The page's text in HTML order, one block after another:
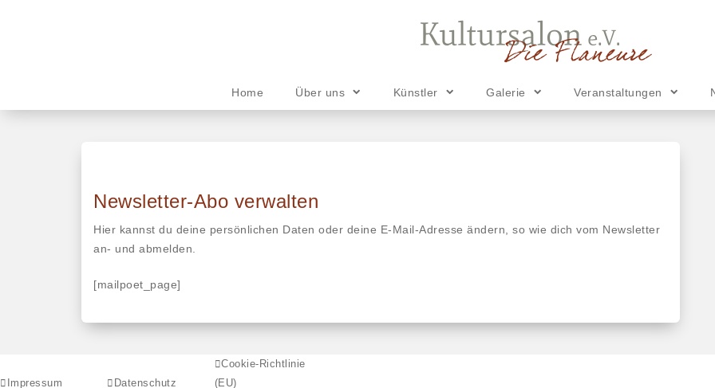
Home Über uns Künstler Galerie Veranstaltungen
Newsletter-Abo verwalten
Hier kannst du deine persönlichen Daten oder deine E-Mail-Adresse ändern, so wie dich vom Newsletter
an- und abmelden.
[mailpoet_page]
Impressum Datenschutz
Cookie-Richtlinie
(EU)